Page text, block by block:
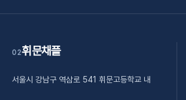
02휘문채플
서울시 강남구 역삼로 541 휘문고등학교 내